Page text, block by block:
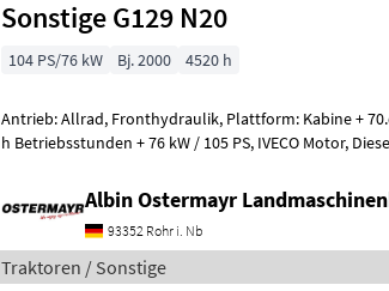
Sonstige G129 N20
104 PS/76 kW Bj. 2000 4520 h
Antrieb: Allrad, Fronthydraulik, Plattform: Kabine +
h Betriebsstunden + 76 kW / 105 PS, IVECO Motor, Diesel +
Albin Ostermayr
93352 Rohr i. Nb
Traktoren / Sonstige